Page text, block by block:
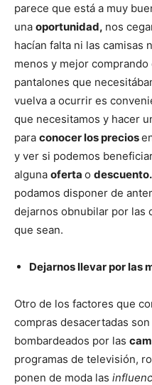
parece que está a muy
una oportunidad, nos
hacían falta ni las camisas
menos y mejor
pantalones que
vuelva a ocurrir es
que necesitamos y hacer
para conocer los precios
y ver si podemos
alguna oferta o descuento.
podamos disponer de
dejarnos obnubilar por las
que sean.
Dejarnos llevar por las
Otro de los factores que
compras desacertadas
bombardeados por las
programas de televisión,
ponen de moda las